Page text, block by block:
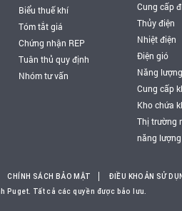
Biểu thuế khí
Tóm tắt giá
Chứng nhận REP
Tuân thủ quy định
Nhóm tư vấn
Cung cấp
Thủy điện
Nhiệt điện
Điện gió
Năng
Cung cấp
Kho chứa
Thị trường
năng lượng
CHÍNH SÁCH BẢO MẬT
ĐIỀU KHOẢN SỬ
Puget. Tất cả các quyền được bảo lưu.